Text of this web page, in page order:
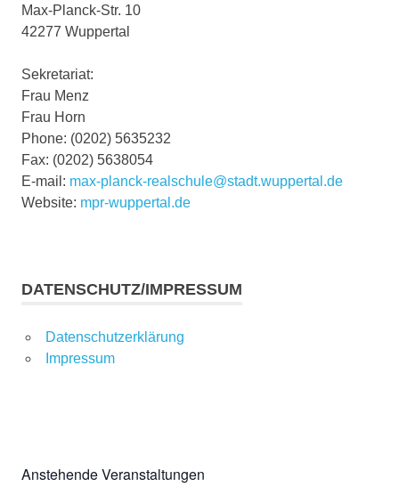
Max-Planck-Str. 10
42277 Wuppertal
Sekretariat:
Frau Menz
Frau Horn
Phone: (0202) 5635232
Fax: (0202) 5638054
E-mail: max-planck-realschule@stadt.wuppertal.de
Website: mpr-wuppertal.de
DATENSCHUTZ/IMPRESSUM
Datenschutzerklärung
Impressum
Anstehende Veranstaltungen